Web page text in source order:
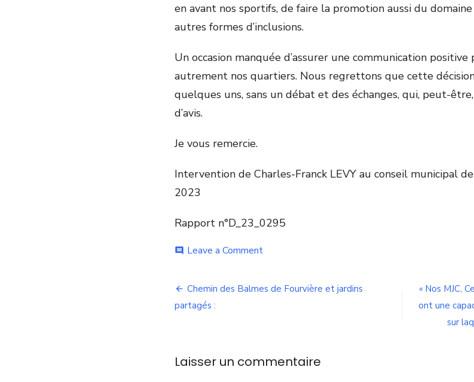
en avant nos sportifs, de faire la promotion aussi du
autres formes d’inclusions.
Un occasion manquée d’assurer une communication
autrement nos quartiers. Nous regrettons que cette
quelques uns, sans un débat et des échanges, qui, peut-
d’avis.
Je vous remercie.
Intervention de Charles-Franck LEVY au conseil municipal
2023
Rapport n°D_23_0295
comment Leave a Commenton
la
Navigation
de
Chemin des Balmes de Fourvière et jardins
partagés :
« Nos MJC,
ont une
sur
Laisser un commentaire